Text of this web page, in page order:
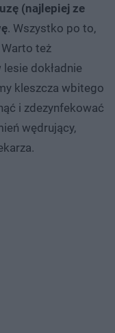
(najlepiej ze
. Wszystko po to,
też
dokładnie
kleszcza wbitego
i zdezynfekować
wędrujący,